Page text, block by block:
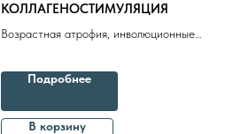
КОЛЛАГЕНОСТИМУЛЯЦИЯ
Возрастная атрофия, инволюционные
туловища, конечностей. Мимические
морщины, крупные складки, птоз, деформация
овала лица
Подробнее
В корзину